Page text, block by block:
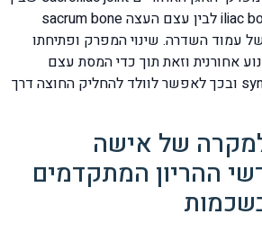
עצמות האגן מאחור iliac bone לבין עצם העצה sacrum bone
עמוד השדרה. שינוי המפרק ופתיחתו
אחורנית וזאת תוך כדי המסת עצם
הפוביס symphysis pubis ובכך לאפשר לוולד להחליק החוצה דרך
של אישה
ההריון המתקדמים